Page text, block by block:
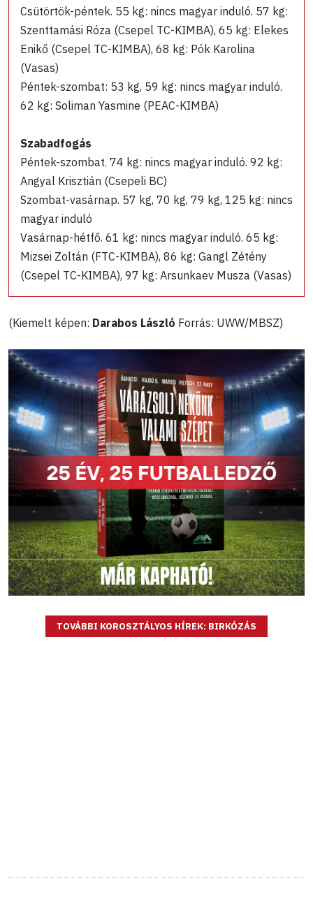
Csütörtök-péntek. 55 kg: nincs magyar induló. 57 kg:
Szenttamási Róza (Csepel TC-KIMBA), 65 kg: Elekes
Enikő (Csepel TC-KIMBA), 68 kg: Pók Karolina
(Vasas)
Péntek-szombat: 53 kg, 59 kg: nincs magyar induló.
62 kg: Soliman Yasmine (PEAC-KIMBA)
Szabadfogás
Péntek-szombat. 74 kg: nincs magyar induló. 92 kg:
Angyal Krisztián (Csepeli BC)
Szombat-vasárnap. 57 kg, 70 kg, 79 kg, 125 kg: nincs
magyar induló
Vasárnap-hétfő. 61 kg: nincs magyar induló. 65 kg:
Mizsei Zoltán (FTC-KIMBA), 86 kg: Gangl Zétény
(Csepel TC-KIMBA), 97 kg: Arsunkaev Musza (Vasas)
(Kiemelt képen: Darabos László Forrás: UWW/MBSZ)
TOVÁBBI KOROSZTÁLYOS HÍREK: BIRKÓZÁS